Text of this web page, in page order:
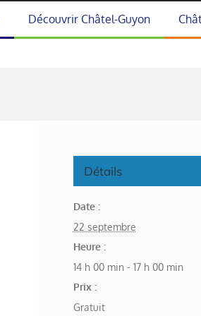
Découvrir Châtel-Guyon
Détails
Date :
22 septembre
Heure :
14 h 00 min - 17 h 00 min
Prix :
Gratuit